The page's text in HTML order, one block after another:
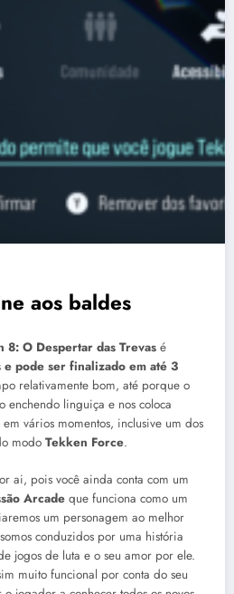
aos baldes
8: O Despertar das Trevas é
pode ser finalizado em até 3
relativamente bom, até porque o
enchendo linguiça e nos coloca
vários momentos, inclusive um dos
modo Tekken Force.
ai, pois você ainda conta com um
Arcade que funciona como um
um personagem ao melhor
conduzidos por uma história
jogos de luta e o seu amor por ele.
muito funcional por conta do seu